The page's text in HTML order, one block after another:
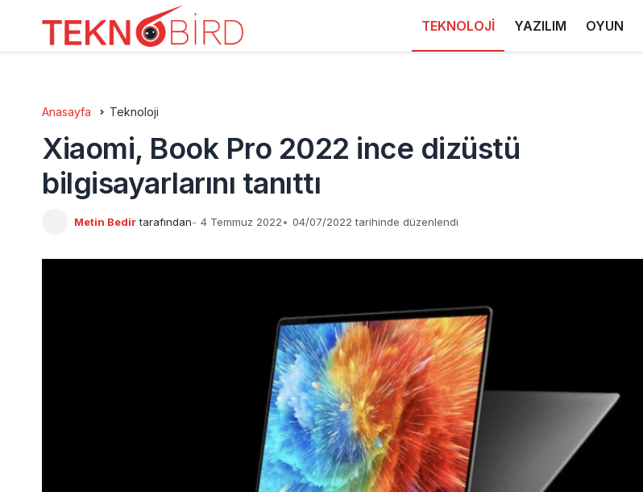
TEKNOLOJİ YAZILIM OYUN
Anasayfa Teknoloji
Xiaomi, Book Pro 2022 ince dizüstü
bilgisayarlarını tanıttı
Metin Bedir tarafından 4 Temmuz 2022 04/07/2022 tarihinde düzenlendi